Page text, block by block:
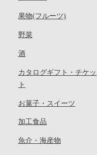
果物(フルーツ)
野菜
酒
カタログギフト・チケッ
ト
お菓子・スイーツ
加工食品
魚介・海産物